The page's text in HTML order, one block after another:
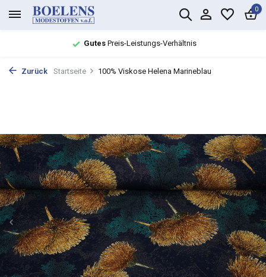
0
GutesPreis-Leistungs-Verhältnis
Zurück Startseite 100% Viskose Helena Marineblau